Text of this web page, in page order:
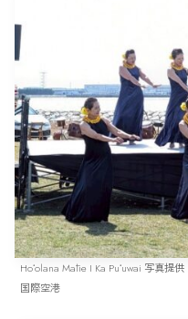
Hoʻolana Mālie I Ka Puʻuwai 写真提
国際空港